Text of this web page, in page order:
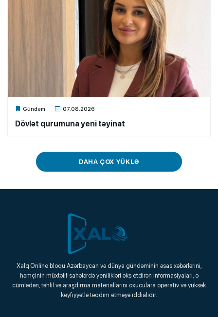
Gündəm 07.08.2026
Xalq.Online
Dövlət qurumuna yeni təyinat
DAHA ÇOX YÜKLƏ
Xalq.Online
Onlayn Platforma
Xalq.Online bloqu Azərbaycan və dünya gündəminin əsas xəbərlərini,
həmçinin müxtəlif sahələrdə yenilikləri əks etdirən informasiyaları, o
cümlədən, təhlil və araşdırma materiallarını oxuculara operativ və yüksək
keyfiyyətlə təqdim etməyə iddialıdır.